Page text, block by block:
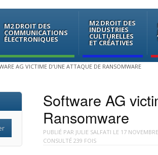
M2 DROIT DES
COMMUNICATIONS
ÉLECTRONIQUES
M2 DROIT DES
INDUSTRIES
CULTURELLES
ET CRÉATIVES
AG VICTIME D’UNE ATTAQUE DE RANSOMWARE
Software AG
Ransomware
PUBLIÉ PAR JULIE SALFATI LE 17
CONSULTÉ 239 FOIS